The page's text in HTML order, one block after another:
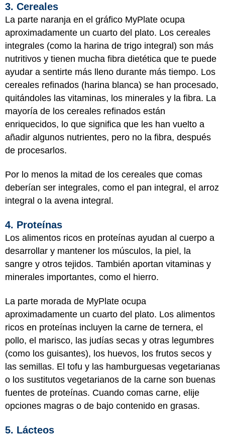
3. Cereales
La parte naranja en el gráfico MyPlate ocupa
aproximadamente un cuarto del plato. Los cereales
integrales (como la harina de trigo integral) son más
nutritivos y tienen mucha fibra dietética que te puede
ayudar a sentirte más lleno durante más tiempo. Los
cereales refinados (harina blanca) se han procesado,
quitándoles las vitaminas, los minerales y la fibra. La
mayoría de los cereales refinados están
enriquecidos, lo que significa que les han vuelto a
añadir algunos nutrientes, pero no la fibra, después
de procesarlos.
Por lo menos la mitad de los cereales que comas
deberían ser integrales, como el pan integral, el arroz
integral o la avena integral.
4. Proteínas
Los alimentos ricos en proteínas ayudan al cuerpo a
desarrollar y mantener los músculos, la piel, la
sangre y otros tejidos. También aportan vitaminas y
minerales importantes, como el hierro.
La parte morada de MyPlate ocupa
aproximadamente un cuarto del plato. Los alimentos
ricos en proteínas incluyen la carne de ternera, el
pollo, el marisco, las judías secas y otras legumbres
(como los guisantes), los huevos, los frutos secos y
las semillas. El tofu y las hamburguesas vegetarianas
o los sustitutos vegetarianos de la carne son buenas
fuentes de proteínas. Cuando comas carne, elije
opciones magras o de bajo contenido en grasas.
5. Lácteos